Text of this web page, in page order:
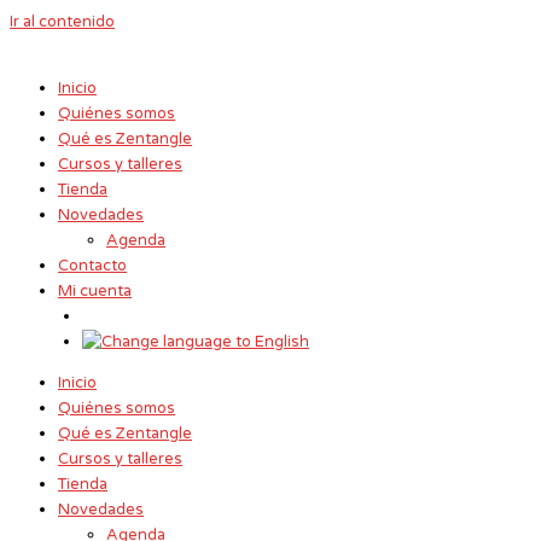
Ir al contenido
Inicio
Quiénes somos
Qué es Zentangle
Cursos y talleres
Tienda
Novedades
Agenda
Contacto
Mi cuenta
Inicio
Quiénes somos
Qué es Zentangle
Cursos y talleres
Tienda
Novedades
Agenda